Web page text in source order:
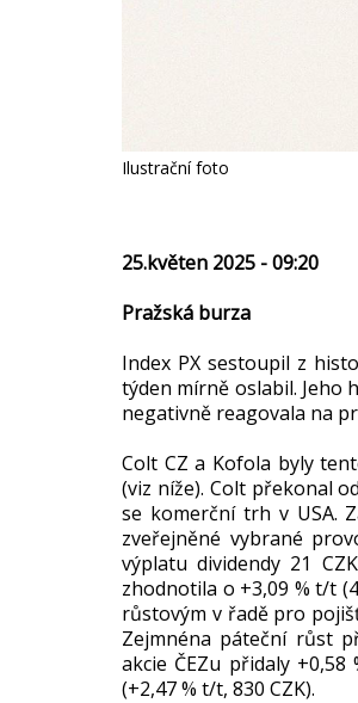
Ilustrační foto
25.květen 2025 - 09:20
Pražská burza
Index PX sestoupil z
týden mírně oslabil. Jeho
negativně reagovala na
Colt CZ a Kofola byly
(viz níže). Colt překonal
se komerční trh v USA.
zveřejněné vybrané
výplatu dividendy 21
zhodnotila o +3,09 % t/t
růstovým v řadě pro
Zejmnéna páteční růst
akcie ČEZu přidaly
(+2,47 % t/t, 830 CZK).